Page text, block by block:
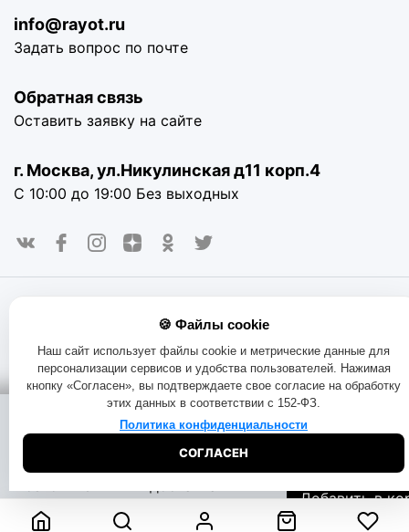
покупке:
Начать чат
8-800-333-51-
Доставка:
Узнать дату
Добавить в
info@rayot.ru
Задать вопрос по почте
Обратная связь
Оставить заявку на сайте
г. Москва, ул.Никулинская д11 корп.4
С 10:00 до 19:00 Без выходных
использует куки-файлы и другие технологии, чтобы помочь
вам в навигации, а также предоставить лучший
пользовательский опыт, анализировать использование
наших продуктов и услуг, повысить качество рекламных и
маркетинговых активностей. Если Вы не хотите, чтобы
Ваши пользовательские данные обрабатывались,
пожалуйста, ограничьте их использование в своём
браузере.
Договор оферта
Обмен и возврат товара
🍪 Файлы cookie
Наш сайт использует файлы cookie и метрические данные для
персонализации сервисов и удобства пользователей. Нажимая
кнопку «Согласен», вы подтверждаете свое согласие на обработку
этих данных в соответствии с 152-ФЗ.
Политика конфиденциальности
СОГЛАСЕН